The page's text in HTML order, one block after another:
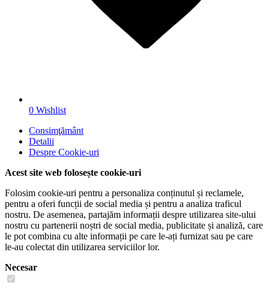
0 Wishlist
Consimţământ
Detalii
Despre Cookie-uri
Acest site web folosește cookie-uri
Folosim cookie-uri pentru a personaliza conținutul și reclamele,
pentru a oferi funcții de social media și pentru a analiza traficul
nostru. De asemenea, partajăm informații despre utilizarea site-ului
nostru cu partenerii noștri de social media, publicitate și analiză, care
le pot combina cu alte informații pe care le-ați furnizat sau pe care
le-au colectat din utilizarea serviciilor lor.
Necesar